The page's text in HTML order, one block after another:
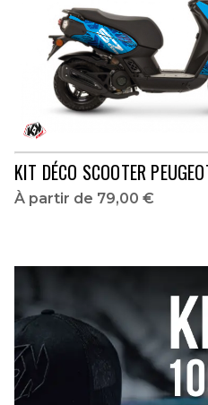
KIT DÉCO SCOOTER
À partir de 79,00 €